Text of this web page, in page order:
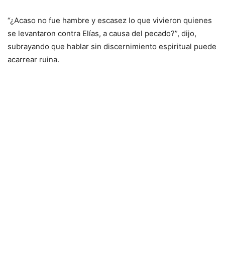
“¿Acaso no fue hambre y escasez lo que vivieron quienes
se levantaron contra Elías, a causa del pecado?”, dijo,
subrayando que hablar sin discernimiento espiritual puede
acarrear ruina.